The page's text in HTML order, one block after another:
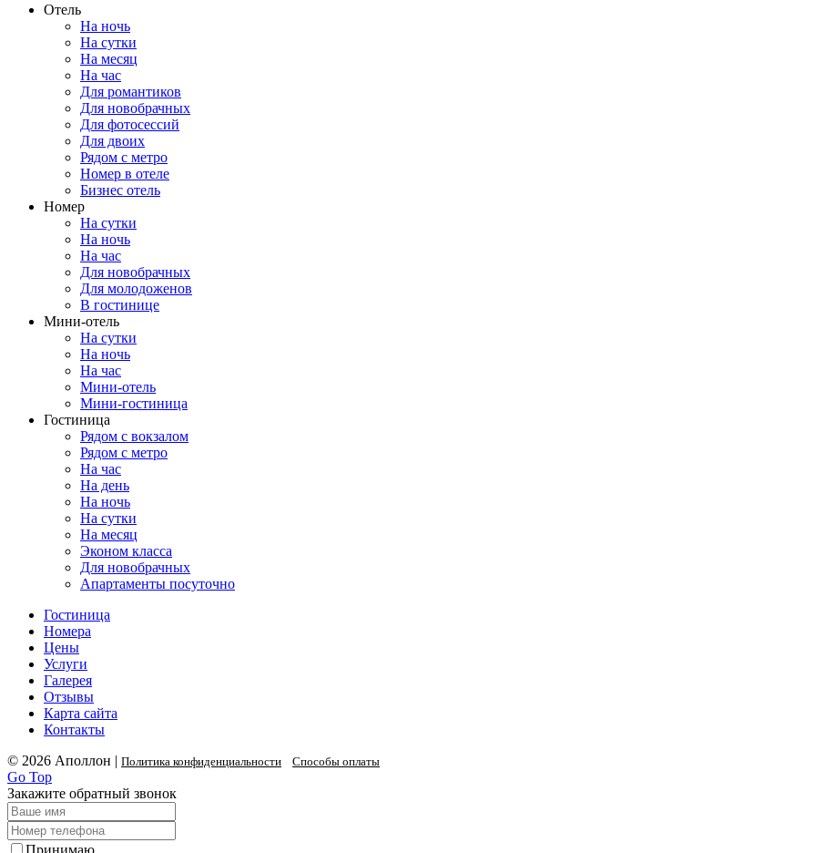
Отель
На ночь
На сутки
На месяц
На час
Для романтиков
Для новобрачных
Для фотосессий
Для двоих
Рядом с метро
Номер в отеле
Бизнес отель
Номер
На сутки
На ночь
На час
Для новобрачных
Для молодоженов
В гостинице
Мини-отель
На сутки
На ночь
На час
Мини-отель
Мини-гостиница
Гостиница
Рядом с вокзалом
Рядом с метро
На час
На день
На ночь
На сутки
На месяц
Эконом класса
Для новобрачных
Апартаменты посуточно
Гостиница
Номера
Цены
Услуги
Галерея
Отзывы
Карта сайта
Контакты
© 2026 Аполлон | Политика конфиденциальности Способы оплаты
Go Top
Закажите обратный звонок
Принимаю